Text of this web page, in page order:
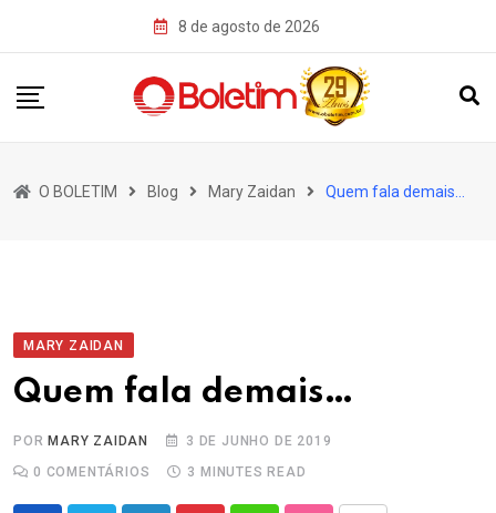
8 de agosto de 2026
O BOLETIM Blog Mary Zaidan Quem fala demais…
MARY ZAIDAN
Quem fala demais…
POR MARY ZAIDAN
3 DE JUNHO DE 2019
0 COMENTÁRIOS 3 MINUTES READ